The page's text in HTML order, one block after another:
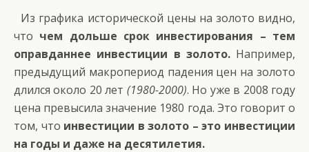
Из графика исторической цены на золото видно,
что чем дольше срок инвестирования – тем
оправданнее инвестиции в золото.Например,
предыдущий макропериод падения цен на золото
длился около 20 лет (1980-2000). Но уже в 2008 году
цена превысила значение 1980 года. Это говорит о
том, что инвестиции в золото – это инвестиции
на годы и даже на десятилетия.